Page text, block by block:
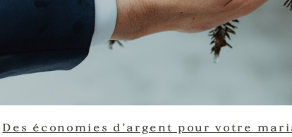
Des économies d’argent pour votre